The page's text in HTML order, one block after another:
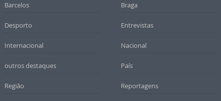
Barcelos Braga
Desporto Entrevistas
Internacional Nacional
outros destaques País
Região Reportagens